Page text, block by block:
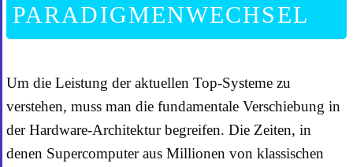
PARADIGMENWECHSEL
Um die Leistung der aktuellen Top-Systeme zu
verstehen, muss man die fundamentale Verschiebung in
der Hardware-Architektur begreifen. Die Zeiten, in
denen Supercomputer aus Millionen von klassischen